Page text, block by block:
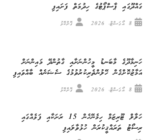
ގައްދޫގައި ޕާސްޕޯޓުގެ ހިދުމަތް ފަށައިފި
8 އޯގަސްޓް، 2026 ގޮށްކޮޅު
ހަނިމާދޫގެ މާބަނޑު މީހުންނަށާއި ގާތުންދޭ މައިންނަށް
އަމާޒުކޮށްގެން ހޭލުންތެރިކުރުވުމުގެ ސެޝަނެއް ބާއްވައިފި
8 އޯގަސްޓް، 2026 ގޮށްކޮޅު
ހަލާލް ޓޫރިޒަމް ހިމެނޭހެން 15 ރަށަކާއި ފަޅެއްގައި
ރިސޯޓު ތަރައްޤީކުރަން ހުޅުވާލައިފި